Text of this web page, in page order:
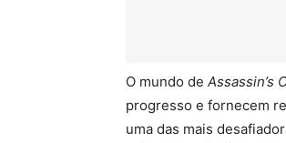
O mundo de Assassin’s
progresso e fornecem
uma das mais